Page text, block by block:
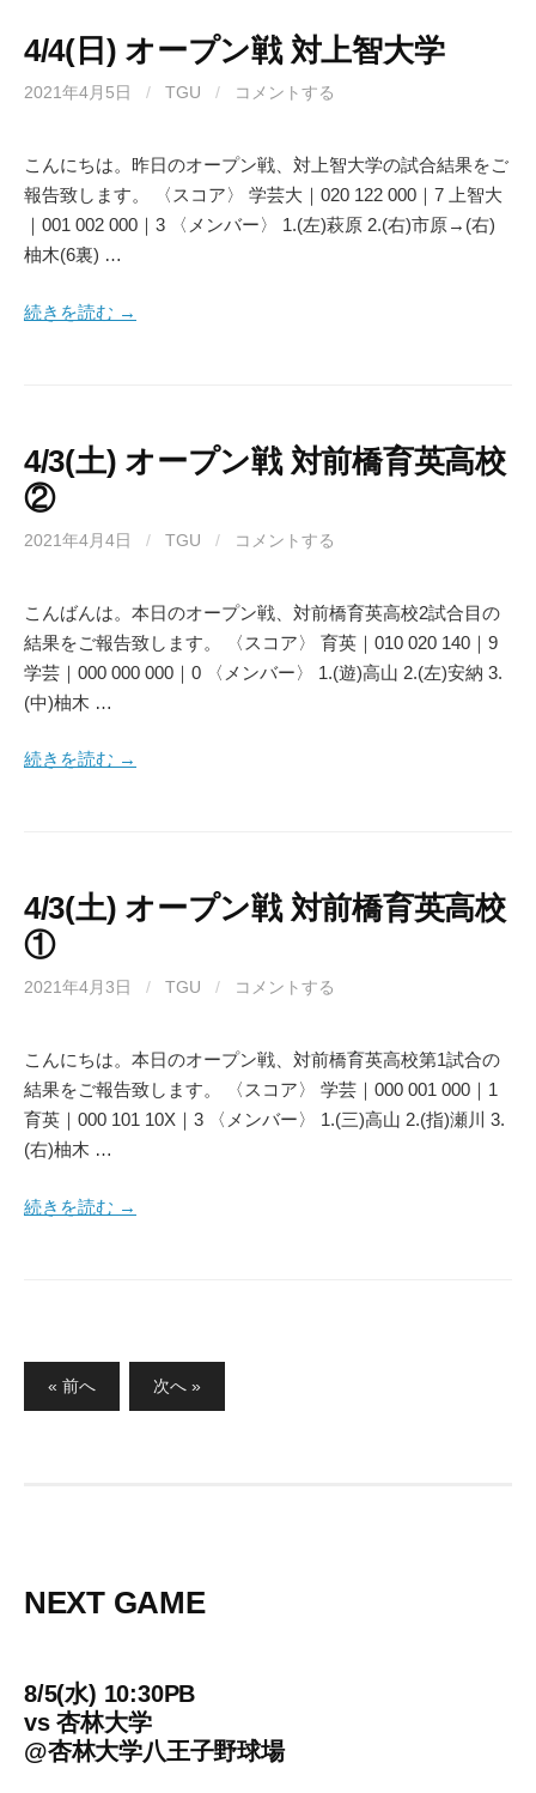
4/4(日) オープン戦 対上智大学
2021年4月5日 / TGU / コメントする
こんにちは。昨日のオープン戦、対上智大学の試合結果をご
報告致します。 〈スコア〉 学芸大｜020 122 000｜7 上智大
｜001 002 000｜3 〈メンバー〉 1.(左)萩原 2.(右)市原→(右)
柚木(6裏) …
続きを読む →
4/3(土) オープン戦 対前橋育英高校
②
2021年4月4日 / TGU / コメントする
こんばんは。本日のオープン戦、対前橋育英高校2試合目の
結果をご報告致します。 〈スコア〉 育英｜010 020 140｜9
学芸｜000 000 000｜0 〈メンバー〉 1.(遊)高山 2.(左)安納 3.
(中)柚木 …
続きを読む →
4/3(土) オープン戦 対前橋育英高校
①
2021年4月3日 / TGU / コメントする
こんにちは。本日のオープン戦、対前橋育英高校第1試合の
結果をご報告致します。 〈スコア〉 学芸｜000 001 000｜1
育英｜000 101 10X｜3 〈メンバー〉 1.(三)高山 2.(指)瀬川 3.
(右)柚木 …
続きを読む →
« 前へ 次へ »
NEXT GAME
8/5(水) 10:30PB
vs杏林大学
@杏林大学八王子野球場